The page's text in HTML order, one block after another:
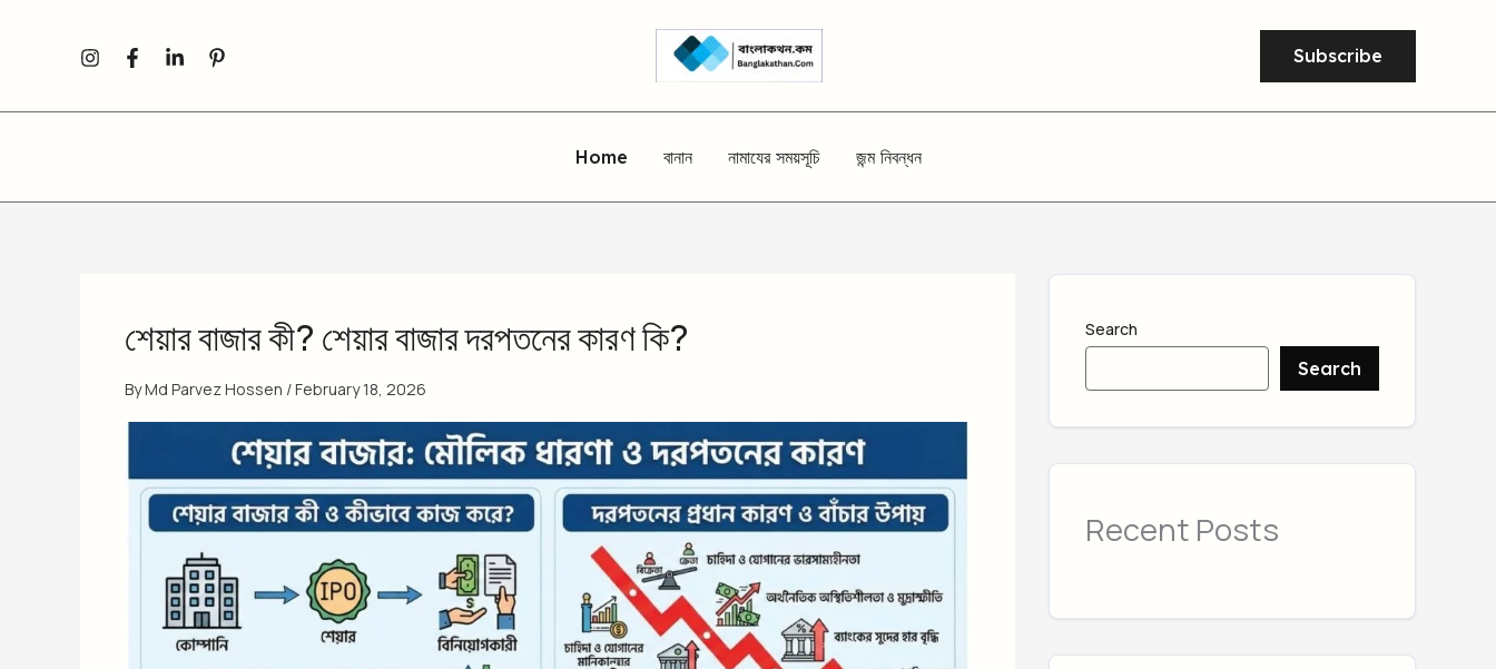
Subscribe
Home বানান নামাযের সময়সূচি জন্ম নিবন্ধন
শেয়ার বাজার কী? শেয়ার বাজার দরপতনের কারণ কি?
ByMd Parvez Hossen /February 18, 2026
Search
Search
Recent Posts